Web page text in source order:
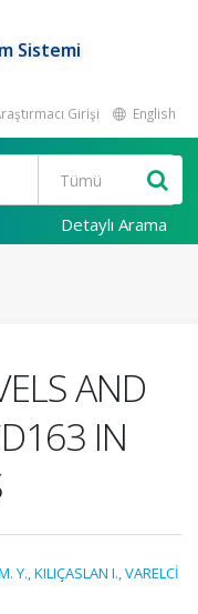
Sistemi
Girişi English
Detaylı Arama
AND
IN
Y.,KILIÇASLAN I.,VARELCİ